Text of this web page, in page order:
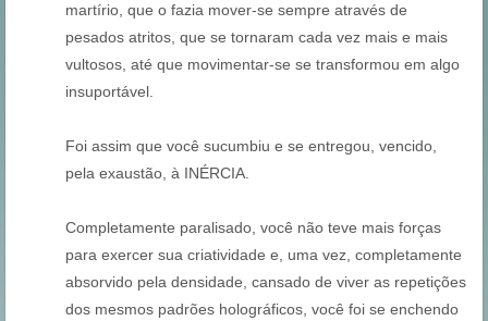
martírio, que o fazia mover-se sempre através de
pesados atritos, que se tornaram cada vez mais e mais
vultosos, até que movimentar-se se transformou em algo
insuportável.
Foi assim que você sucumbiu e se entregou, vencido,
pela exaustão, à INÉRCIA.
Completamente paralisado, você não teve mais forças
para exercer sua criatividade e, uma vez, completamente
absorvido pela densidade, cansado de viver as repetições
dos mesmos padrões holográficos, você foi se enchendo